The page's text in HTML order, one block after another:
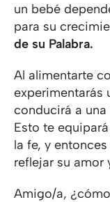
un bebé
para su
de su Palabra.
Al alimentarte
experimentarás
conducirá a
Esto te
la fe, y
reflejar su amor
Amigo/a,